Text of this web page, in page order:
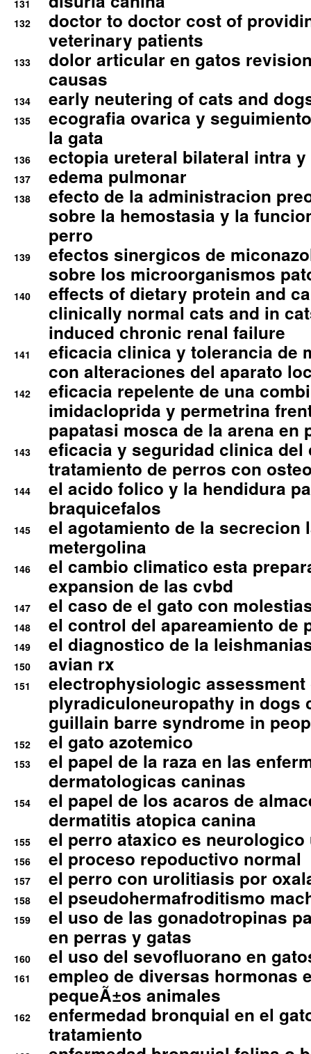
131
132
doctor to doctor cost of
veterinary patients
133
dolor articular en gatos
causas
134 early neutering of cats and
135
ecografia ovarica y
la gata
136 ectopia ureteral bilateral intra
137 edema pulmonar
138
efecto de la administracion
sobre la hemostasia y la
perro
139
efectos sinergicos de
sobre los microorganismos
140
effects of dietary protein and
clinically normal cats and in
induced chronic renal failure
141
eficacia clinica y tolerancia de
con alteraciones del aparato
142
eficacia repelente de una
imidacloprida y permetrina
papatasi mosca de la arena en
143
eficacia y seguridad clinica del
tratamiento de perros con
144
el acido folico y la hendidura
braquicefalos
145
el agotamiento de la secrecion
metergolina
146
el cambio climatico esta
expansion de las cvbd
147 el caso de el gato con
148 el control del apareamiento de
149 el diagnostico de la
150 avian rx
151
electrophysiologic assessment
plyradiculoneuropathy in dogs
guillain barre syndrome in
152 el gato azotemico
153
el papel de la raza en las
dermatologicas caninas
154
el papel de los acaros de
dermatitis atopica canina
155 el perro ataxico es
156 el proceso repoductivo normal
157 el perro con urolitiasis por
158 el pseudohermafroditismo
159
el uso de las gonadotropinas
en perras y gatas
160 el uso del sevofluorano en
161
empleo de diversas hormonas
pequeÃ±os animales
162
enfermedad bronquial en el
tratamiento